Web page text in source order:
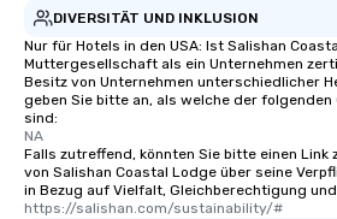
DIVERSITÄT UND INKLUSION
Nur für Hotels in den USA: Ist Salishan
Muttergesellschaft als ein Unternehmen
Besitz von Unternehmen unterschiedlicher
geben Sie bitte an, als welche der
sind:
NA
Falls zutreffend, könnten Sie bitte einen Link
von Salishan Coastal Lodge über seine
in Bezug auf Vielfalt, Gleichberechtigung
https://salishan.com/sustainability/#